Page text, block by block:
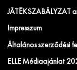
JÁTÉKSZABÁLYZAT
Impresszum
Általános szerződési
ELLE Médiaajánlat